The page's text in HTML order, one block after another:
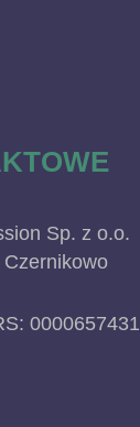
Sp. z o.o.
0000657431